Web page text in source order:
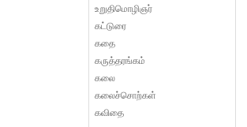
உறுதிமொழிஞர்
கட்டுரை
கதை
கருத்தரங்கம்
கலை
கலைச்சொற்கள்
கவிதை